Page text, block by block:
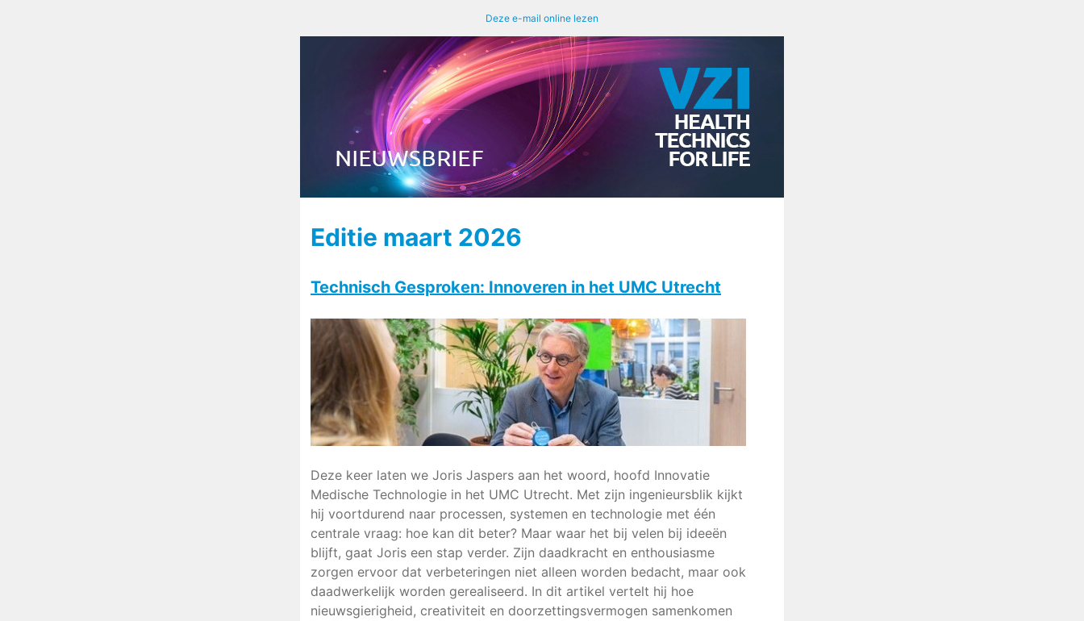
Deze e-mail online lezen
Editie maart 2026
Technisch Gesproken: Innoveren in het UMC Utrecht
Deze keer laten we Joris Jaspers aan het woord, hoofd Innovatie
Medische Technologie in het UMC Utrecht. Met zijn ingenieursblik kijkt
hij voortdurend naar processen, systemen en technologie met één
centrale vraag: hoe kan dit beter? Maar waar het bij velen bij ideeën
blijft, gaat Joris een stap verder. Zijn daadkracht en enthousiasme
zorgen ervoor dat verbeteringen niet alleen worden bedacht, maar ook
daadwerkelijk worden gerealiseerd. In dit artikel vertelt hij hoe
nieuwsgierigheid, creativiteit en doorzettingsvermogen samenkomen